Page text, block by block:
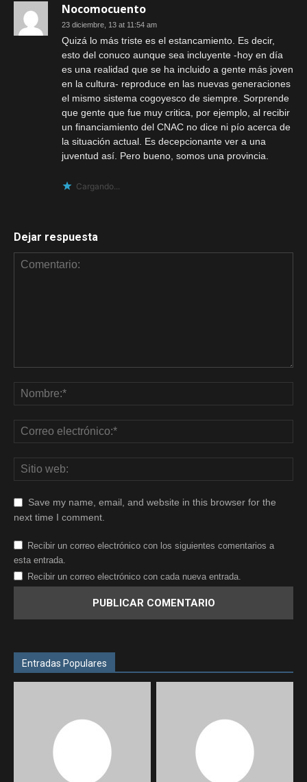
Nocomocuento
23 diciembre, 13 at 11:54 am
Quizá lo más triste es el estancamiento. Es decir,
esto del conuco aunque sea incluyente -hoy en día
es una realidad que se ha incluido a gente más joven
en la cultura- reproduce en las nuevas generaciones
el mismo sistema cogoyesco de siempre. Sorprende
que gente que fue muy critica, por ejemplo, al recibir
un financiamiento del CNAC no dice ni pío acerca de
la situación actual. Es decepcionante ver a una
juventud así. Pero bueno, somos una provincia.
Cargando...
Dejar respuesta
Save my name, email, and website in this browser for the
next time I comment.
Recibir un correo electrónico con los siguientes comentarios a
esta entrada.
Recibir un correo electrónico con cada nueva entrada.
Entradas Populares